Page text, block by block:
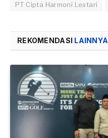
PT Cipta Harmoni Lestari
REKOMENDASI LAINNYA